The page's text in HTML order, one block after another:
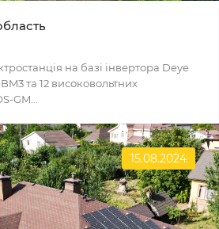
на базі інвертора Deye
та 12 високовольтних
GM...
15.08.2024